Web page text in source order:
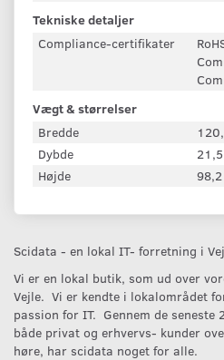
Tekniske detaljer
Compliance-certifikater
Vægt & størrelser
Bredde
Dybde
Højde
Scidata - en lokal IT- forretning i
Vi er en lokal butik, som ud over
Vejle. Vi er kendte i lokalområdet
passion for IT. Gennem de
både privat og erhvervs- kunder
høre, har scidata noget for alle.